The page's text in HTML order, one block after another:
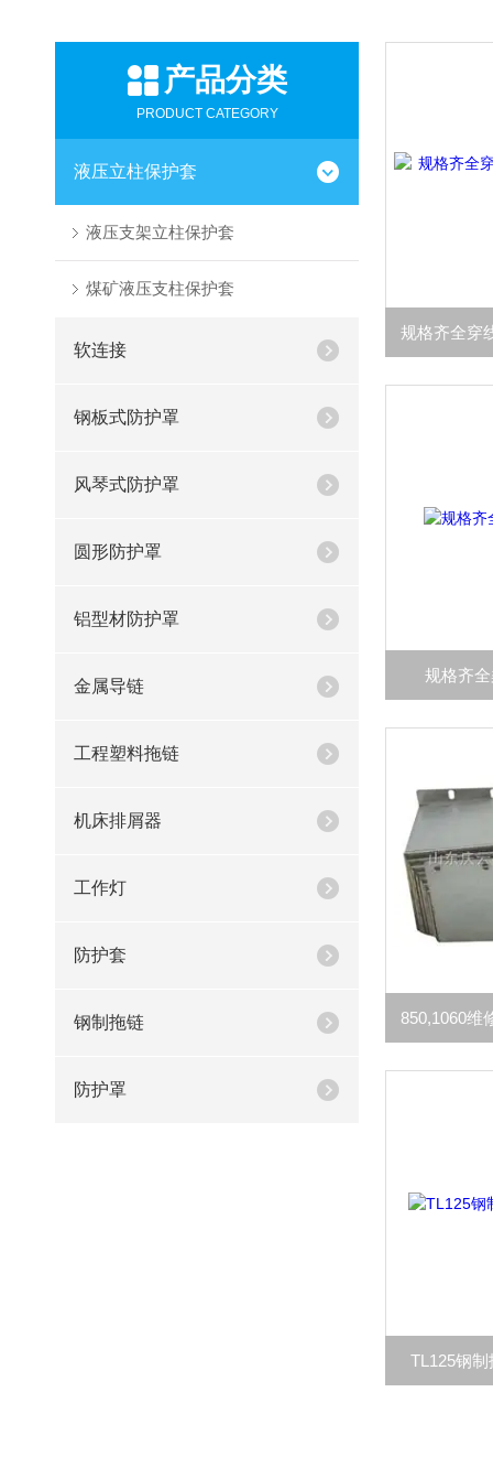
产品分类
PRODUCT CATEGORY
液压立柱保护套
液压支架立柱保护套
煤矿液压支柱保护套
软连接
钢板式防护罩
风琴式防护罩
圆形防护罩
铝型材防护罩
金属导链
工程塑料拖链
机床排屑器
工作灯
防护套
钢制拖链
防护罩
规格齐
TL125钢